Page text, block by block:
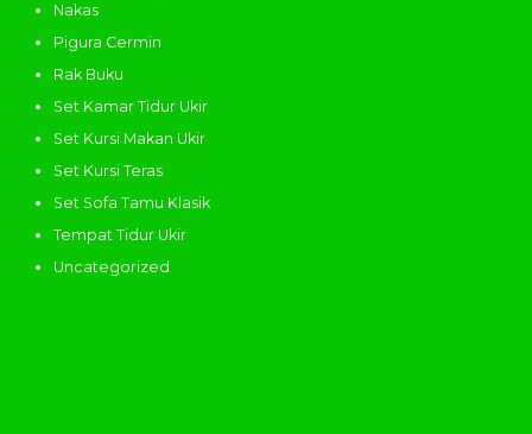
Nakas
Pigura Cermin
Rak Buku
Set Kamar Tidur Ukir
Set Kursi Makan Ukir
Set Kursi Teras
Set Sofa Tamu Klasik
Tempat Tidur Ukir
Uncategorized